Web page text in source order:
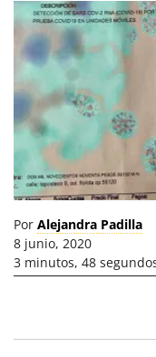
Por Alejandra Padilla
8 junio, 2020
3 minutos, 48